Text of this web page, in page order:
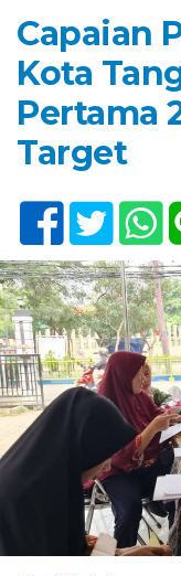
Capaian
Kota
Pertama
Target